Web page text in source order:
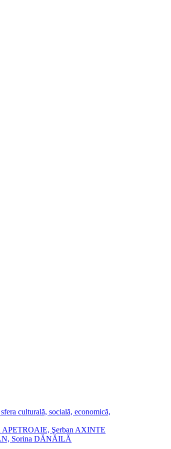
culturală, socială, economică,
APETROAIE, Şerban AXINTE
Sorina DĂNĂILĂ